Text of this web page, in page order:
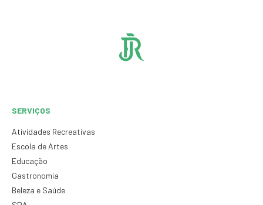
SERVIÇOS
Atividades Recreativas
Escola de Artes
Educação
Gastronomia
Beleza e Saúde